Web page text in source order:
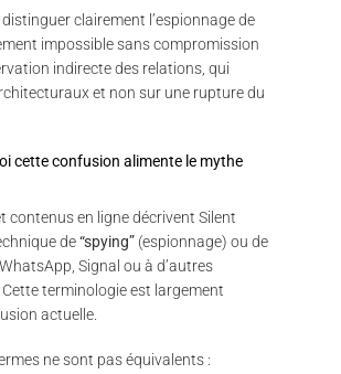
clairement l’espionnage de
impossible sans compromission
indirecte des relations, qui
et non sur une rupture du
cette confusion alimente le mythe
contenus en ligne décrivent Silent
de“spying” (espionnage) ou de
Signal ou à d’autres
terminologie est largement
actuelle.
ne sont pas équivalents :